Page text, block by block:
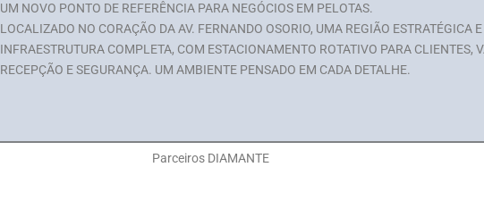
UM NOVO PONTO DE REFERÊNCIA PARA NEGÓCIOS EM PELOTAS.
LOCALIZADO NO CORAÇÃO DA AV. FERNANDO OSORIO, UMA REGIÃO ESTRATÉGICA
INFRAESTRUTURA COMPLETA, COM ESTACIONAMENTO ROTATIVO PARA CLIENTES,
RECEPÇÃO E SEGURANÇA. UM AMBIENTE PENSADO EM CADA DETALHE.
Parceiros DIAMANTE